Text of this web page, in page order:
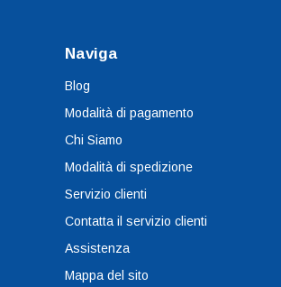
Naviga
Blog
Modalità di pagamento
Chi Siamo
Modalità di spedizione
Servizio clienti
Contatta il servizio clienti
Assistenza
Mappa del sito